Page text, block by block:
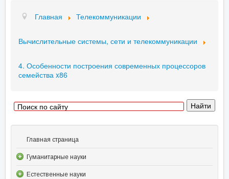
Главная Телекоммуникации
Вычислительные системы, сети и телекоммуникации
4. Особенности построения современных процессоров
семейства x86
Главная страница
Гуманитарные науки
Естественные науки